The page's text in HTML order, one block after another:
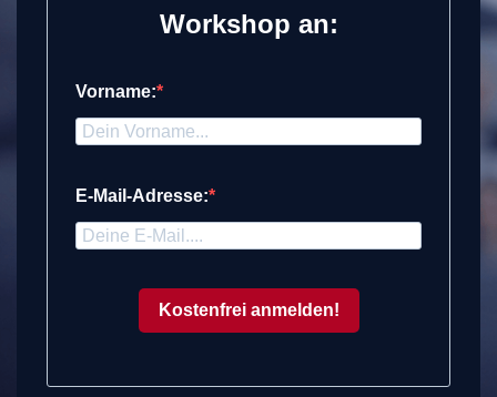
Workshop an:
Vorname:
E-Mail-Adresse:
Kostenfrei anmelden!